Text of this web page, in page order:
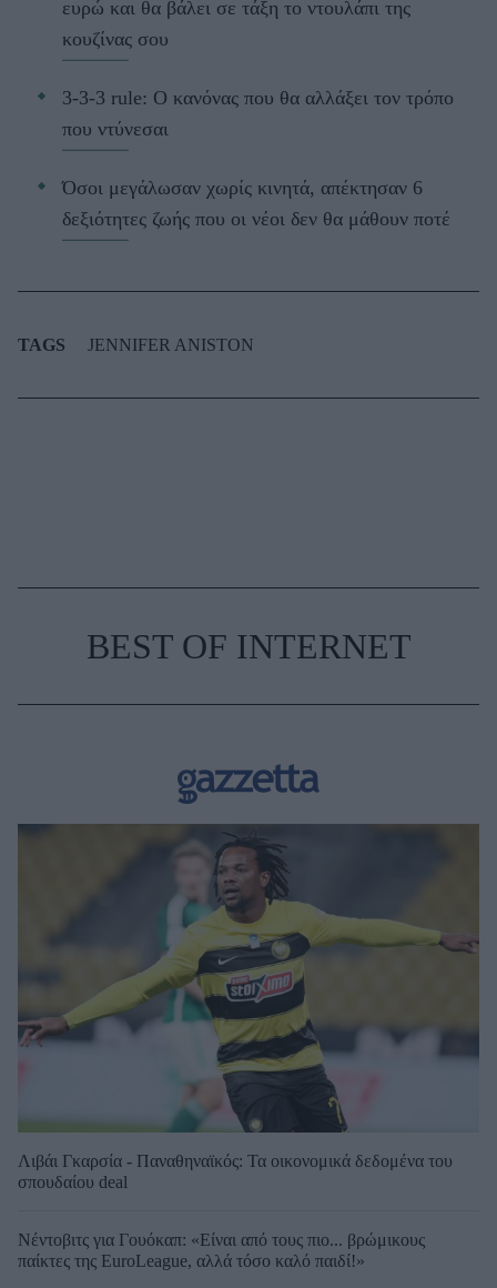
ευρώ και θα βάλει σε τάξη το ντουλάπι της
κουζίνας σου
3-3-3 rule: Ο κανόνας που θα αλλάξει τον τρόπο
που ντύνεσαι
Όσοι μεγάλωσαν χωρίς κινητά, απέκτησαν 6
δεξιότητες ζωής που οι νέοι δεν θα μάθουν ποτέ
TAGS JENNIFER ANISTON
BEST OF INTERNET
Λιβάι Γκαρσία - Παναθηναϊκός: Τα οικονομικά δεδομένα του
σπουδαίου deal
Νέντοβιτς για Γουόκαπ: «Είναι από τους πιο... βρώμικους
παίκτες της EuroLeague, αλλά τόσο καλό παιδί!»